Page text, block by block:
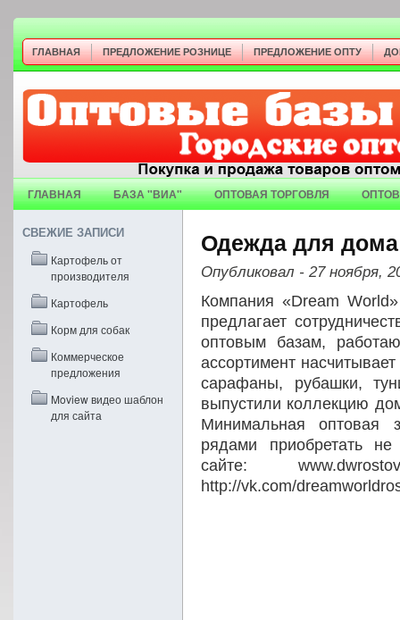
ГЛАВНАЯ ПРЕДЛОЖЕНИЕ РОЗНИЦЕ ПРЕДЛОЖЕНИЕ ОПТУ
ГЛАВНАЯ БАЗА "ВИА" ОПТОВАЯ ТОРГОВЛЯ
СВЕЖИЕ ЗАПИСИ
Картофель от
производителя
Картофель
Корм для собак
Коммерческое
предложения
Moview видео шаблон
для сайта
Одежда для
Опубликовал - 27 ноября,
Компания «Dream
предлагает
оптовым базам,
ассортимент
сарафаны, рубашки,
выпустили коллекцию
Минимальная оптовая
рядами приобретать
сайте:
http://vk.com/